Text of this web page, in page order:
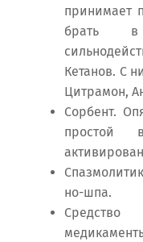
принимает
брать в
Кетанов. С
Цитрамон,
Сорбент.
простой
но-шпа.